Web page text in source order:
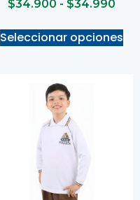
$34.900 - $34.990
Seleccionar opciones